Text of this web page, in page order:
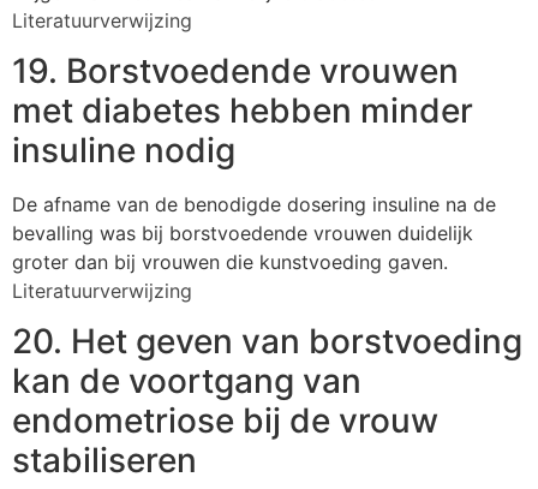
Literatuurverwijzing
19. Borstvoedende vrouwen
met diabetes hebben minder
insuline nodig
De afname van de benodigde dosering insuline na de
bevalling was bij borstvoedende vrouwen duidelijk
groter dan bij vrouwen die kunstvoeding gaven.
Literatuurverwijzing
20. Het geven van borstvoeding
kan de voortgang van
endometriose bij de vrouw
stabiliseren